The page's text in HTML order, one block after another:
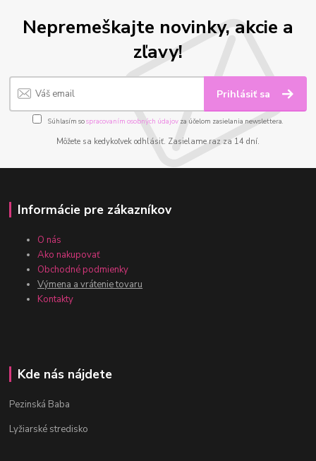
Nepremeškajte novinky, akcie a
zľavy!
Prihlásiť sa
Súhlasím sospracovaním osobných údajov za účelom zasielania newslettera.
Môžete sa kedykoľvek odhlásiť. Zasielame raz za 14 dní.
Informácie pre zákazníkov
O nás
Ako nakupovať
Obchodné podmienky
Výmena a vrátenie tovaru
Kontakty
Kde nás nájdete
Pezinská Baba
Lyžiarské stredisko